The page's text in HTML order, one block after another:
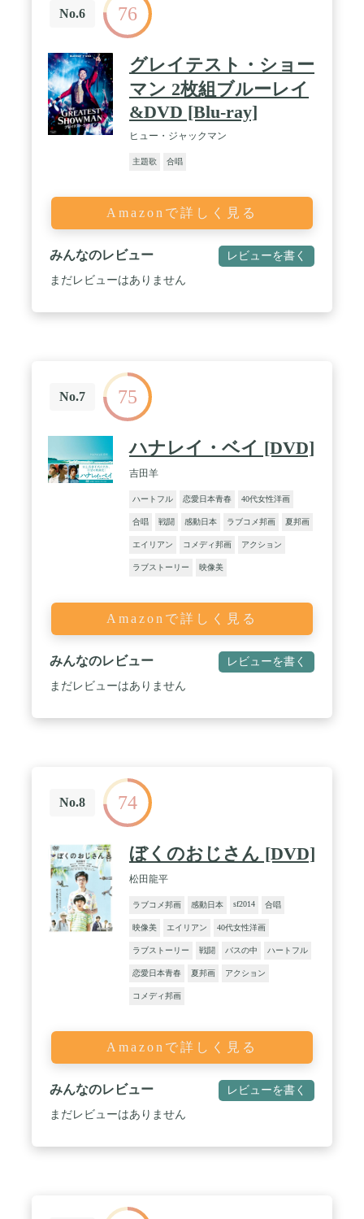
No.6 76
グレイテスト・ショー
マン 2枚組ブルーレイ
&DVD [Blu-ray]
ヒュー・ジャックマン
主題歌 合唱
Amazonで詳しく見る
みんなのレビュー レビューを書く
まだレビューはありません
No.7 75
ハナレイ・ベイ [DVD]
吉田羊
ハートフル 恋愛日本青春 40代女性洋画
合唱 戦闘 感動日本 ラブコメ邦画 夏邦画
エイリアン コメディ邦画 アクション
ラブストーリー 映像美
Amazonで詳しく見る
みんなのレビュー レビューを書く
まだレビューはありません
No.8 74
ぼくのおじさん [DVD]
松田龍平
ラブコメ邦画 感動日本 sf2014 合唱
映像美 エイリアン 40代女性洋画
ラブストーリー 戦闘 バスの中 ハートフル
恋愛日本青春 夏邦画 アクション
コメディ邦画
Amazonで詳しく見る
みんなのレビュー レビューを書く
まだレビューはありません